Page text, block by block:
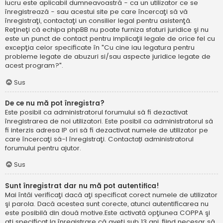
lucru este aplicabil dumneavoastră - ca un utilizator ce se
înregistrează - sau acestui site pe care încercaţi să vă
înregistraţi, contactaţi un consilier legal pentru asistenţă.
Reţineţi că echipa phpBB nu poate furniza sfaturi juridice şi nu
este un punct de contact pentru implicaţii legale de orice fel cu
excepţia celor specificate în "Cu cine iau legatura pentru
probleme legate de abuzuri si/sau aspecte juridice legate de
acest program?".
Sus
De ce nu mă pot înregistra?
Este posibil ca administratorul forumului să fi dezactivat
înregistrarea de noi utilizatori. Este posibil ca administratorul să
fi interzis adresa IP ori să fi dezactivat numele de utilizator pe
care încercaţi să-l înregistraţi. Contactați administratorul
forumului pentru ajutor.
Sus
Sunt înregistrat dar nu mă pot autentifica!
Mai întâi verificaţi dacă aţi specificat corect numele de utilizator
şi parola. Dacă acestea sunt corecte, atunci autentificarea nu
este posibilă din două motive.Este activată opţiunea COPPA şi